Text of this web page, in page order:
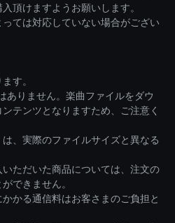
頂けますようお願いします。
ては対応していない場合がござい
す。
ありません。楽曲ファイルをダウ
テンツとなりますため、ご注意く
、実際のファイルサイズと異なる
いただいた商品については、注文の
できません。
かる通信料はお客さまのご負担と